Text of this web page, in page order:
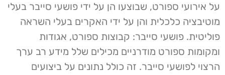
על אירועי ספורט, שבוצעו הן על ידי פושעי סייבר בעלי
מוטיבציה כלכלית והן על ידי האקרים בעלי השראה
פוליטית. פושעי סייבר: קבוצות ספורט, אגודות
ומקומות ספורט מודרניים מכילים שלל מידע רב ערך
הרצוי לפושעי סייבר. זה כולל נתונים על ביצועים